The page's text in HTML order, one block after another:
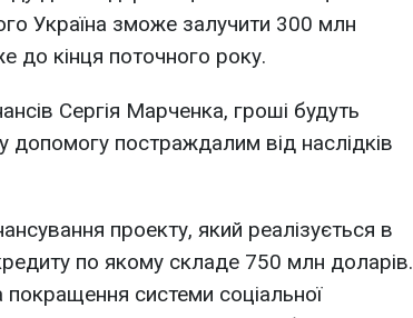
Україна зможе залучити 300 млн
до кінця поточного року.
Сергія Марченка, гроші будуть
допомогу постраждалим від наслідків
проекту, який реалізується в
по якому складе 750 млн доларів.
системи соціальної